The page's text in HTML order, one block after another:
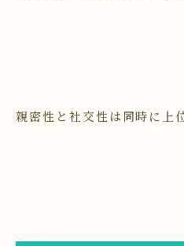
親密性と社交性は同時に上